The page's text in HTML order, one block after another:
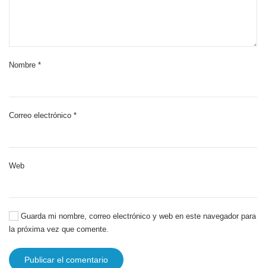
Nombre *
Correo electrónico *
Web
Guarda mi nombre, correo electrónico y web en este navegador para
la próxima vez que comente.
Publicar el comentario